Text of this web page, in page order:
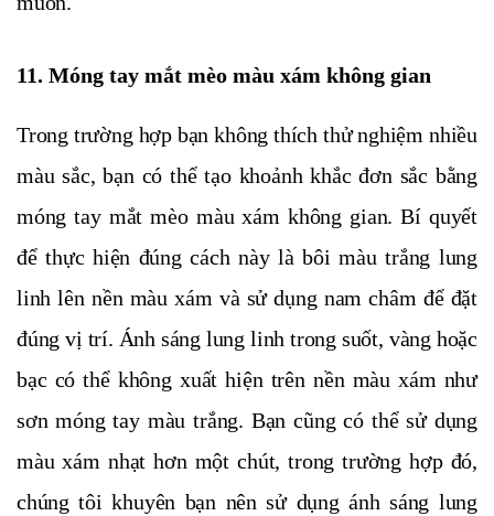
11. Móng tay mắt mèo màu xám không gian
Trong trường hợp bạn không thích thử nghiệm nhiều
màu sắc, bạn có thể tạo khoảnh khắc đơn sắc bằng
móng tay mắt mèo màu xám không gian. Bí quyết
để thực hiện đúng cách này là bôi màu trắng lung
linh lên nền màu xám và sử dụng nam châm để đặt
đúng vị trí. Ánh sáng lung linh trong suốt, vàng hoặc
bạc có thể không xuất hiện trên nền màu xám như
sơn móng tay màu trắng. Bạn cũng có thể sử dụng
màu xám nhạt hơn một chút, trong trường hợp đó,
chúng tôi khuyên bạn nên sử dụng ánh sáng lung